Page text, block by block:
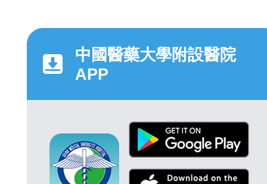
中國醫藥大學附設醫院
APP